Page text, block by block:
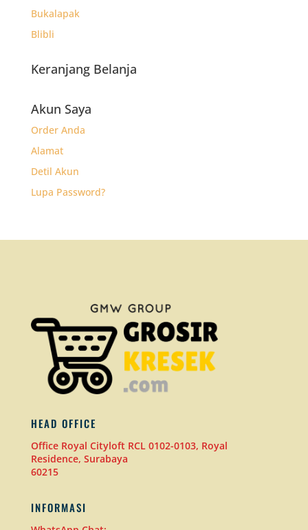
Bukalapak
Blibli
Keranjang Belanja
Akun Saya
Order Anda
Alamat
Detil Akun
Lupa Password?
HEAD OFFICE
Office Royal Cityloft RCL 0102-0103, Royal
Residence, Surabaya
60215
INFORMASI